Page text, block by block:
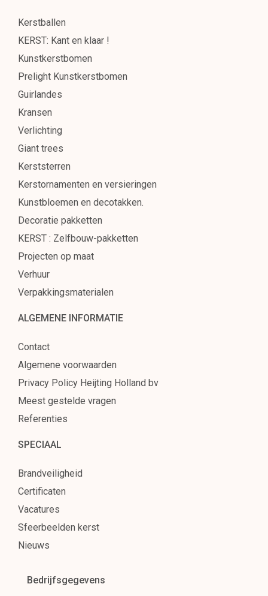
Kerstballen
KERST: Kant en klaar !
Kunstkerstbomen
Prelight Kunstkerstbomen
Guirlandes
Kransen
Verlichting
Giant trees
Kerststerren
Kerstornamenten en versieringen
Kunstbloemen en decotakken.
Decoratie pakketten
KERST : Zelfbouw-pakketten
Projecten op maat
Verhuur
Verpakkingsmaterialen
ALGEMENE INFORMATIE
Contact
Algemene voorwaarden
Privacy Policy Heijting Holland bv
Meest gestelde vragen
Referenties
SPECIAAL
Brandveiligheid
Certificaten
Vacatures
Sfeerbeelden kerst
Nieuws
Bedrijfsgegevens